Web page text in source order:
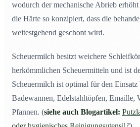
wodurch der mechanische Abrieb
die Härte so konzipiert, dass die
weitestgehend geschont wird.
Scheuermilch besitzt weichere
herkömmlichen Scheuermitteln und ist
Scheuermilch ist optimal für den
Badewannen, Edelstahltöpfen, Emaille,
Pfannen. (siehe auch Blogartikel: